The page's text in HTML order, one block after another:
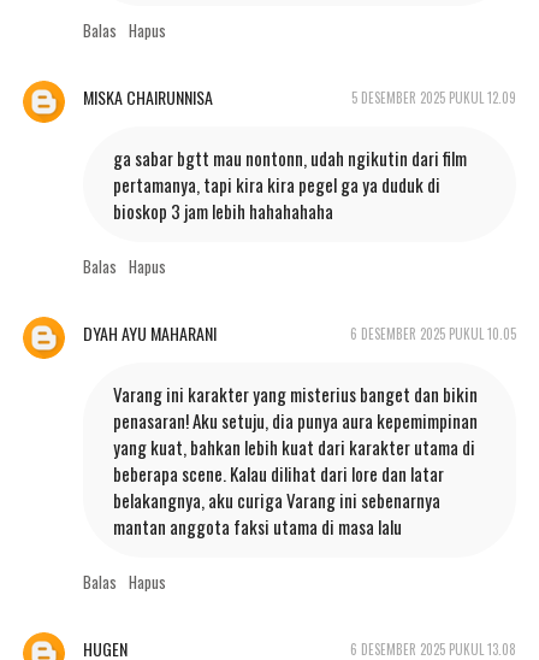
Balas Hapus
MISKA CHAIRUNNISA 5 DESEMBER 2025 PUKUL 12.09
ga sabar bgtt mau nontonn, udah ngikutin dari film
pertamanya, tapi kira kira pegel ga ya duduk di
bioskop 3 jam lebih hahahahaha
Balas Hapus
DYAH AYU MAHARANI 6 DESEMBER 2025 PUKUL 10.05
Varang ini karakter yang misterius banget dan bikin
penasaran! Aku setuju, dia punya aura kepemimpinan
yang kuat, bahkan lebih kuat dari karakter utama di
beberapa scene. Kalau dilihat dari lore dan latar
belakangnya, aku curiga Varang ini sebenarnya
mantan anggota faksi utama di masa lalu
Balas Hapus
HUGEN 6 DESEMBER 2025 PUKUL 13.08